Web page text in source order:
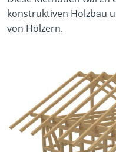
konstruktiven Holzbau
von Hölzern.